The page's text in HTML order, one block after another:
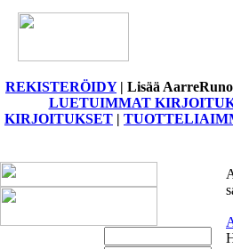
REKISTERÖIDY| Lisää
LUETUIMMAT
KIRJOITUKSET |